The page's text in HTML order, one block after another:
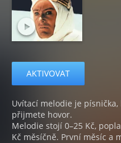
AKTIVOVAT
Uvítací melodie je
přijmete hovor.
Melodie stojí 0–25 Kč,
Kč měsíčně. První měsíc a